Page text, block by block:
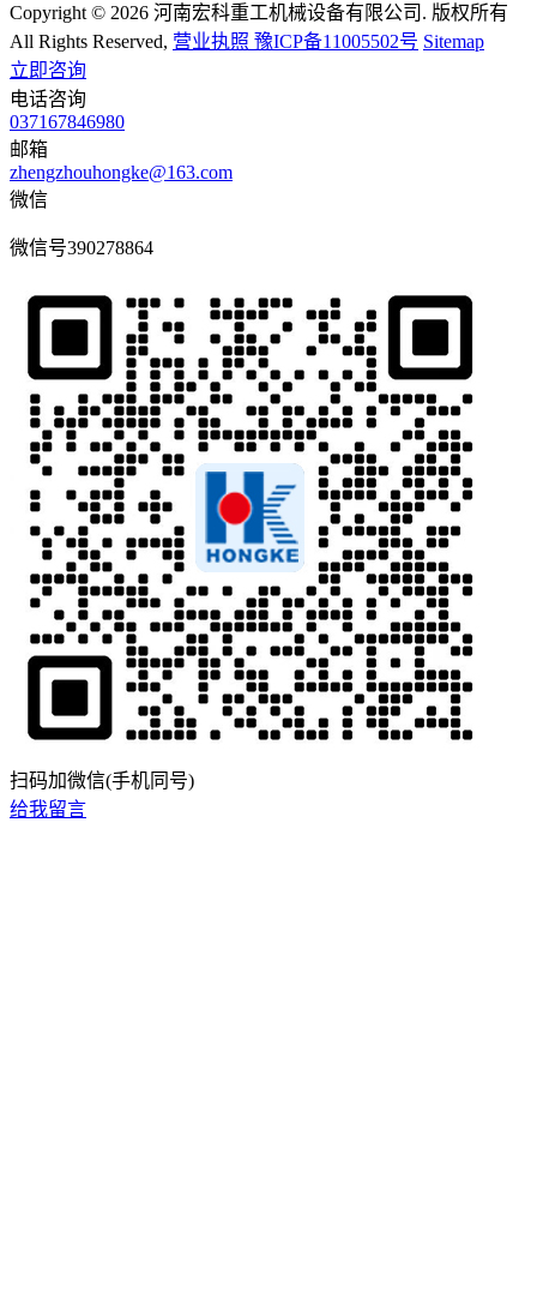
Copyright © 2026 河南宏科重工机械设备有限公司. 版权所有
All Rights Reserved, 营业执照 豫ICP备11005502号 Sitemap
立即咨询
电话咨询
037167846980
邮箱
zhengzhouhongke@163.com
微信
微信号390278864
扫码加微信(手机同号)
给我留言